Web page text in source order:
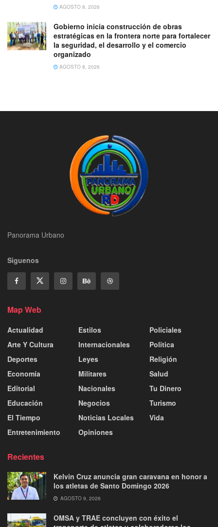
AGOSTO 8, 2026
Gobierno inicia construcción de obras
estratégicas en la frontera norte para fortalecer
la seguridad, el desarrollo y el comercio
organizado
AGOSTO 8, 2026
Panorama Urbano
Siguenos
Map Web
Actualidad
Arte Y Cultura
Deportes
Economía
Editorial
Educación
El Tiempo
Entretenimiento
Estilos
Internacionales
Leyes
Militares
Nacionales
Negocios
Noticias Locales
Opiniones
Policiales
Politica
Religión
Salud
Tu Dinero
Turismo
Vida
Recientes
Kelvin Cruz anuncia gran caravana en honor a
los atletas de Santo Domingo 2026
AGOSTO 9, 2026
OMSA y TRAE concluyen con éxito el